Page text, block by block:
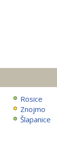
Rosice
Znojmo
Šlapanice